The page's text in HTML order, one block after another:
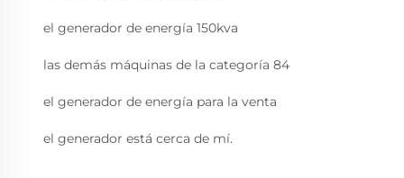
el generador de energía 150kva
las demás máquinas de la categoría 84
el generador de energía para la venta
el generador está cerca de mí.